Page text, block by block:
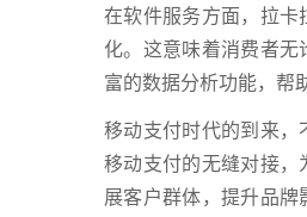
在软件服务方面，拉卡
化。这意味着消费者
富的数据分析功能，帮
移动支付时代的到来，
移动支付的无缝对接，
展客户群体，提升品